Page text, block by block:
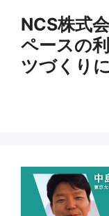
NCS株式
ペースの
ツづくり